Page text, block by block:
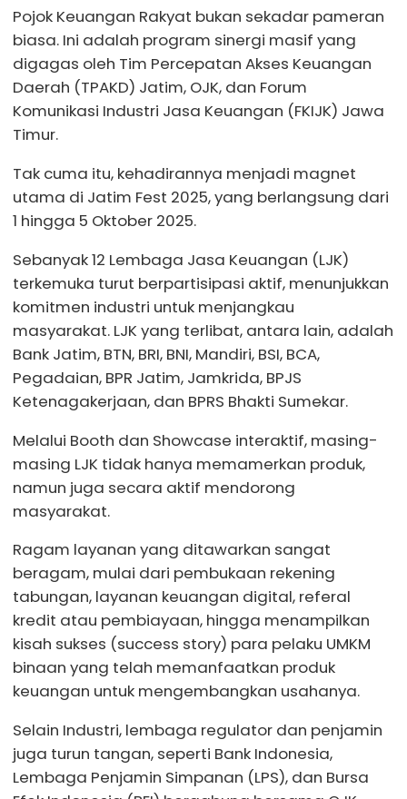
Pojok Keuangan Rakyat bukan sekadar pameran
biasa. Ini adalah program sinergi masif yang
digagas oleh Tim Percepatan Akses Keuangan
Daerah (TPAKD) Jatim, OJK, dan Forum
Komunikasi Industri Jasa Keuangan (FKIJK) Jawa
Timur.
Tak cuma itu, kehadirannya menjadi magnet
utama di Jatim Fest 2025, yang berlangsung dari
1 hingga 5 Oktober 2025.
Sebanyak 12 Lembaga Jasa Keuangan (LJK)
terkemuka turut berpartisipasi aktif, menunjukkan
komitmen industri untuk menjangkau
masyarakat. LJK yang terlibat, antara lain, adalah
Bank Jatim, BTN, BRI, BNI, Mandiri, BSI, BCA,
Pegadaian, BPR Jatim, Jamkrida, BPJS
Ketenagakerjaan, dan BPRS Bhakti Sumekar.
Melalui Booth dan Showcase interaktif, masing-
masing LJK tidak hanya memamerkan produk,
namun juga secara aktif mendorong
masyarakat.
Ragam layanan yang ditawarkan sangat
beragam, mulai dari pembukaan rekening
tabungan, layanan keuangan digital, referal
kredit atau pembiayaan, hingga menampilkan
kisah sukses (success story) para pelaku UMKM
binaan yang telah memanfaatkan produk
keuangan untuk mengembangkan usahanya.
Selain Industri, lembaga regulator dan penjamin
juga turun tangan, seperti Bank Indonesia,
Lembaga Penjamin Simpanan (LPS), dan Bursa